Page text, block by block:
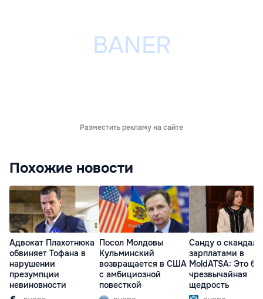
Разместить рекламу на сайте
Похожие новости
Адвокат Плахотнюка
обвиняет Тофана в
нарушении
презумпции
невиновности
Посол Молдовы
Кульминский
возвращается в США
с амбициозной
повесткой
Санду о
зарплатами в
MoldATSA: Это
чрезвычайная
щедрость